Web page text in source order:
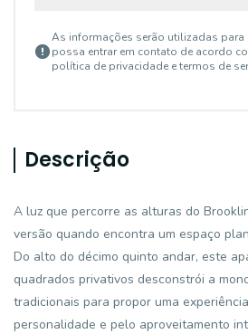
As informações serão utilizadas para
possa entrar em contato de acordo
política de privacidade e termos de
Descrição
A luz que percorre as alturas do
versão quando encontra um espaço
Do alto do décimo quinto andar, este
quadrados privativos desconstrói a
tradicionais para propor uma
personalidade e pelo aproveitamento